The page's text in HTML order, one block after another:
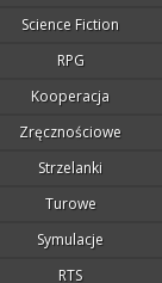
Science Fiction
RPG
Kooperacja
Zręcznościowe
Strzelanki
Turowe
Symulacje
RTS